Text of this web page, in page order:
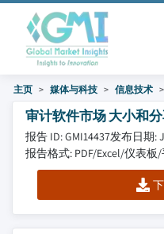
主页 媒体与科技 信息技术
审计软件市场 大小和分
报告 ID: GMI14437发布日期:
报告格式: PDF/Excel/仪表板